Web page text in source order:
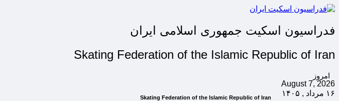
فدراسیون اسکیت جمهوری اسلامی ایران
Skating Federation of the Islamic Republic of Iran
امروز
August 7, 2026
۱۶ مرداد , ۱۴۰۵
Skating Federation of the Islamic Republic of Iran